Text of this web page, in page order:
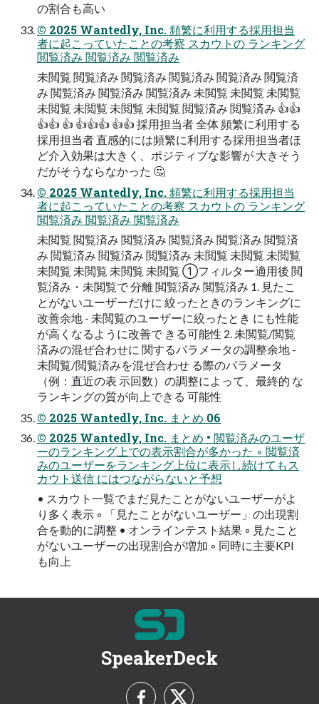
の割合も高い
© 2025 Wantedly, Inc. 頻繁に利用する採用担当
者に起こっていたことの考察 スカウトの ランキング
閲覧済み 閲覧済み 閲覧済み
未閲覧 閲覧済み 閲覧済み 閲覧済み 閲覧済み 閲覧済
み 閲覧済み 閲覧済み 閲覧済み 未閲覧 未閲覧 未閲覧
未閲覧 未閲覧 未閲覧 未閲覧 閲覧済み 閲覧済み 👍👍
👍👍 👍 👍👍👍 👍👍 採用担当者 全体 頻繁に利用する
採用担当者 直感的には頻繁に利用する採用担当者ほ
ど介入効果は大きく、ポジティブな影響が 大きそう
だがそうならなかった 🤔
© 2025 Wantedly, Inc. 頻繁に利用する採用担当
者に起こっていたことの考察 スカウトの ランキング
閲覧済み 閲覧済み 閲覧済み
未閲覧 閲覧済み 閲覧済み 閲覧済み 閲覧済み 閲覧済
み 閲覧済み 閲覧済み 閲覧済み 未閲覧 未閲覧 未閲覧
未閲覧 未閲覧 未閲覧 未閲覧 ①フィルター適用後 閲
覧済み・未閲覧で 分離 閲覧済み 閲覧済み 1. 見たこ
とがないユーザーだけに 絞ったときのランキングに
改善余地 - 未閲覧のユーザーに絞ったとき にも性能
が高くなるように改善で きる可能性 2. 未閲覧/閲覧
済みの混ぜ合わせに 関するパラメータの調整余地 -
未閲覧/閲覧済みを混ぜ合わせ る際のパラメータ
（例：直近の表 示回数）の調整によって、最終的 な
ランキングの質が向上できる 可能性
© 2025 Wantedly, Inc. まとめ 06
© 2025 Wantedly, Inc. まとめ • 閲覧済みのユーザ
ーのランキング上での表示割合が多かった ◦ 閲覧済
みのユーザーをランキング上位に表示し続けてもス
カウト送信 にはつながらないと予想
• スカウト一覧でまだ見たことがないユーザーがよ
り多く表示 ◦ 「見たことがないユーザー」の出現割
合を動的に調整 • オンラインテスト結果 ◦ 見たこと
がないユーザーの出現割合が増加 ◦ 同時に主要KPI
も向上
SpeakerDeck